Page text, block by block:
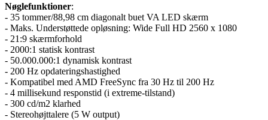
Nøglefunktioner:
- 35 tommer/88,98 cm diagonalt buet VA LED skærm
- Maks. Understøttede opløsning: Wide Full HD 2560 x 1080
- 21:9 skærmforhold
- 2000:1 statisk kontrast
- 50.000.000:1 dynamisk kontrast
- 200 Hz opdateringshastighed
- Kompatibel med AMD FreeSync fra 30 Hz til 200 Hz
- 4 millisekund responstid (i extreme-tilstand)
- 300 cd/m2 klarhed
- Stereohøjttalere (5 W output)